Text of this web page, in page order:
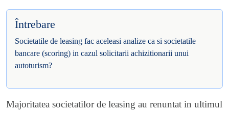
Întrebare
Societatile de leasing fac aceleasi analize ca si societatile
bancare (scoring) in cazul solicitarii achizitionarii unui
autoturism?
Majoritatea societatilor de leasing au renuntat in ultimul